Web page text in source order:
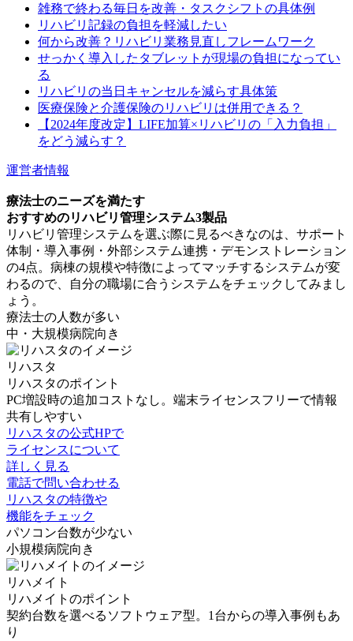
雑務で終わる毎日を改善・タスクシフトの具体例
リハビリ記録の負担を軽減したい
何から改善？リハビリ業務見直しフレームワーク
せっかく導入したタブレットが現場の負担になってい
る
リハビリの当日キャンセルを減らす具体策
医療保険と介護保険のリハビリは併用できる？
【2024年度改定】LIFE加算×リハビリの「入力負担」
をどう減らす？
運営者情報
療法士のニーズを満たす
おすすめのリハビリ管理システム3製品
リハビリ管理システムを選ぶ際に見るべきなのは、サポート
体制・導入事例・外部システム連携・デモンストレーション
の4点。病棟の規模や特徴によってマッチするシステムが変
わるので、自分の職場に合うシステムをチェックしてみまし
ょう。
療法士の人数が多い
中・大規模病院向き
リハスタ
リハスタのポイント
PC増設時の追加コストなし。端末ライセンスフリーで情報
共有しやすい
リハスタの公式HPで
ライセンスについて
詳しく見る
電話で問い合わせる
リハスタの特徴や
機能をチェック
パソコン台数が少ない
小規模病院向き
リハメイト
リハメイトのポイント
契約台数を選べるソフトウェア型。1台からの導入事例もあ
り